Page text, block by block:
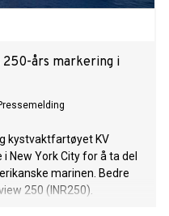
års markering i
kystvaktfartøyet KV
New York City for å ta del
marinen. Bedre
250 (INR250).